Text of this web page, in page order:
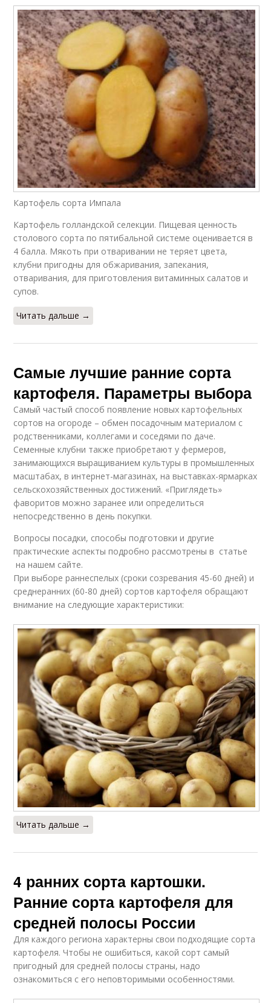
Картофель сорта Импала
Картофель голландской селекции. Пищевая ценность
столового сорта по пятибальной системе оценивается в
4 балла. Мякоть при отваривании не теряет цвета,
клубни пригодны для обжаривания, запекания,
отваривания, для приготовления витаминных салатов и
супов.
Читать дальше →
Самые лучшие ранние сорта
картофеля. Параметры выбора
Самый частый способ появление новых картофельных
сортов на огороде – обмен посадочным материалом с
родственниками, коллегами и соседями по даче.
Семенные клубни также приобретают у фермеров,
занимающихся выращиванием культуры в промышленных
масштабах, в интернет-магазинах, на выставках-ярмарках
сельскохозяйственных достижений. «Приглядеть»
фаворитов можно заранее или определиться
непосредственно в день покупки.
Вопросы посадки, способы подготовки и другие
практические аспекты подробно рассмотрены в статье
на нашем сайте.
При выборе раннеспелых (сроки созревания 45-60 дней) и
среднеранних (60-80 дней) сортов картофеля обращают
внимание на следующие характеристики:
Читать дальше →
4 ранних сорта картошки.
Ранние сорта картофеля для
средней полосы России
Для каждого региона характерны свои подходящие сорта
картофеля. Чтобы не ошибиться, какой сорт самый
пригодный для средней полосы страны, надо
ознакомиться с его неповторимыми особенностями.